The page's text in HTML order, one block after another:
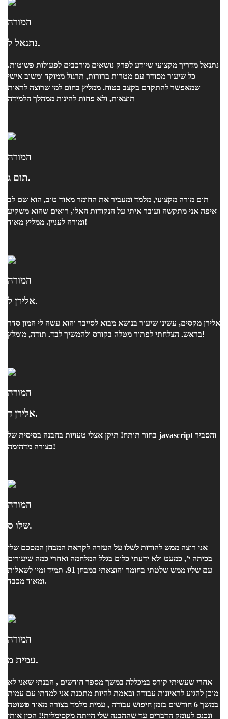
המורה
נתנאל ל.
נתנאל מדריך מקצועי שיודע לפרק נושאים מורכבים לפעולות פשוטות.
כל שיעור מסודר עם מטרות ברורות, תרגול ממוקד ומשוב אישי
שמאפשר להתקדם בקצב בטוח. ממליץ בחום למי שרוצה לראות
תוצאות, ולא פחות להינות ממהלך הלמידה
המורה
תום ג.
תום מורה מקצועי, מלמד ומעביר את החומר מאוד טוב, הוא שם לב
איפה אני מתקשה ועובר איתי על הנקודות האלו, רואים שהוא משקיע
ומורה לעניין. ממליץ מאוד!
המורה
אלירן ל.
אלירן מקסים, עשינו שיעור בנושא מבוא לסייבר והוא עשה לי המון סדר
בראש. הצלחתי לפתור מטלה בקורס ולהמשיך לבד. תודה, מומלץ!
המורה
אלירן ד.
בחור תותח! תיקן אצלי טעויות בהבנה בסיסית של javascript והסביר
בצורה מדהימה!
המורה
שלו ס.
אני רוצה ממש להודות לשלו על העזרה לקראת המבחן המסכם שלי
בכיתה י', כמעט ולא ידעתי כלום בגלל המלחמה ואחרי כמה שיעורים
עם שליו ממש שלטתי בחומר והוצאתי במבחן 91. תמיד זמיו לשאלות
ומאוד מכבד.
המורה
עמית מ.
אחרי שעשיתי קורס במכללה במשך מספר חודשים , הבנתי שאני לא
מוכן להגיע לראיונות עבודה ובאמת להיות מתכנת אני למדתי עם עמית
במשך 6 חודשים בזמן חיפוש עבודה , עמית מלמד בצורה מאוד פשוטה
ונכנס לעומק הדברים עד שההבנה שלי הייתה מקסימלית!! הכין אותי